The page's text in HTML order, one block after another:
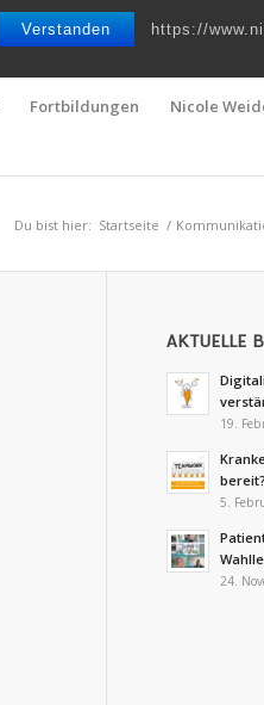
Verstanden https://
Telefon : 0661 – 2 06
Fortbildungen Nicole
Du bist hier: Startseite /
AKTUELLE
19.
bereit?
5.
24.